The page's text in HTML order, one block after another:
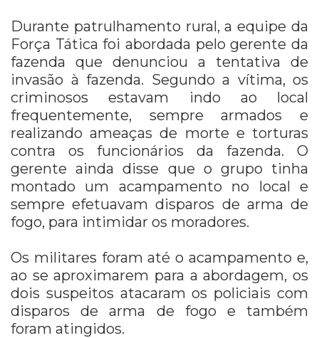
Durante patrulhamento rural, a equipe da
Força Tática foi abordada pelo gerente da
fazenda que denunciou a tentativa de
invasão à fazenda. Segundo a vítima, os
criminosos estavam indo ao local
frequentemente, sempre armados e
realizando ameaças de morte e torturas
contra os funcionários da fazenda. O
gerente ainda disse que o grupo tinha
montado um acampamento no local e
sempre efetuavam disparos de arma de
fogo, para intimidar os moradores.
Os militares foram até o acampamento e,
ao se aproximarem para a abordagem, os
dois suspeitos atacaram os policiais com
disparos de arma de fogo e também
foram atingidos.